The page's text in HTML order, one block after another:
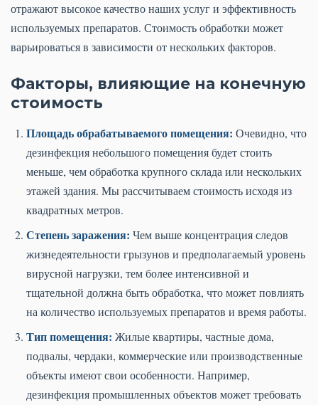
отражают высокое качество наших услуг и эффективность
используемых препаратов. Стоимость обработки может
варьироваться в зависимости от нескольких факторов.
Факторы, влияющие на конечную
стоимость
Площадь обрабатываемого помещения: Очевидно, что
дезинфекция небольшого помещения будет стоить
меньше, чем обработка крупного склада или нескольких
этажей здания. Мы рассчитываем стоимость исходя из
квадратных метров.
Степень заражения: Чем выше концентрация следов
жизнедеятельности грызунов и предполагаемый уровень
вирусной нагрузки, тем более интенсивной и
тщательной должна быть обработка, что может повлиять
на количество используемых препаратов и время работы.
Тип помещения: Жилые квартиры, частные дома,
подвалы, чердаки, коммерческие или производственные
объекты имеют свои особенности. Например,
дезинфекция промышленных объектов может требовать